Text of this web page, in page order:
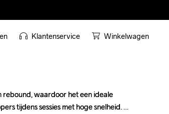
Klantenservice Winkelwagen
waardoor het een ideale
tijdens sessies met hoge snelheid.
waardoor het een ideale
tijdens sessies met hoge snelheid.